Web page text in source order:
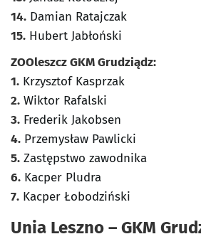
14. Damian Ratajczak
15. Hubert Jabłoński
ZOOleszcz GKM Grudziądz:
1. Krzysztof Kasprzak
2. Wiktor Rafalski
3. Frederik Jakobsen
4. Przemysław Pawlicki
5. Zastępstwo zawodnika
6. Kacper Pludra
7. Kacper Łobodziński
Unia Leszno – GKM